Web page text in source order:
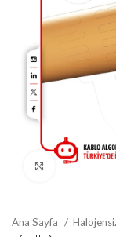
Büyütmek
Ana Sayfa